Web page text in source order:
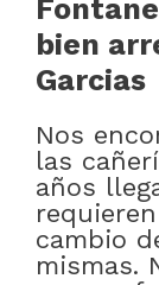
bien
Garcias
Nos
las
años
cambio
mismas.